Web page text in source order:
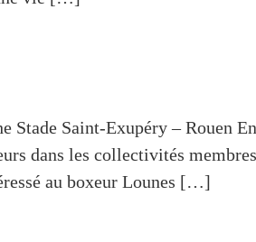
Saint-Exupéry – Rouen
dans les collectivités
au boxeur Lounes […]